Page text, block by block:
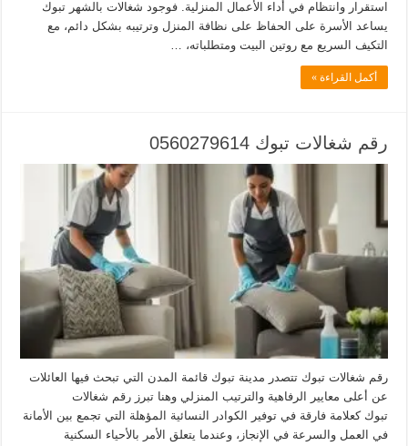
استقرار وانتظام في أداء الأعمال المنزلية. فوجود شغالات بالشهر تبوك
يساعد الأسرة على الحفاظ على نظافة المنزل وترتيبه بشكل دائم، مع
التكيف السريع مع روتين البيت ومتطلباته، …
أكمل القراءة »
رقم شغالات تبوك 0560279614
رقم شغالات تبوك تتصدر مدينة تبوك قائمة المدن التي تبحث فيها العائلات
عن أعلى معايير الرفاهية والترتيب المنزلي وهنا تبرز رقم شغالات
تبوك كعلامة فارقة في توفير الكوادر النسائية المؤهلة التي تجمع بين الأمانة
في العمل والسرعة في الإنجاز، وعندما يتعلق الأمر بالأحياء السكنية